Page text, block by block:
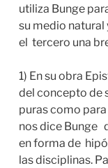
utiliza Bunge
su medio natural
el tercero una
1) En su obra
del concepto de
puras como
nos dice Bunge
en forma de
las disciplinas.